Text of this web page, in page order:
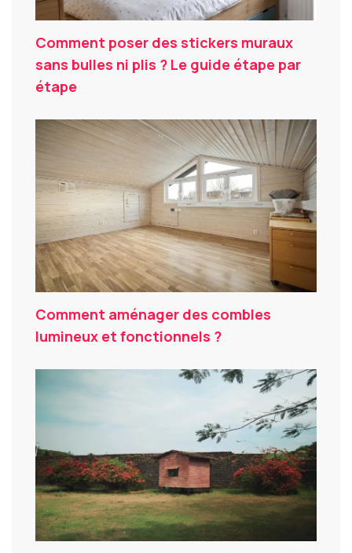
Comment poser des stickers muraux
sans bulles ni plis ? Le guide étape par
étape
Comment aménager des combles
lumineux et fonctionnels ?